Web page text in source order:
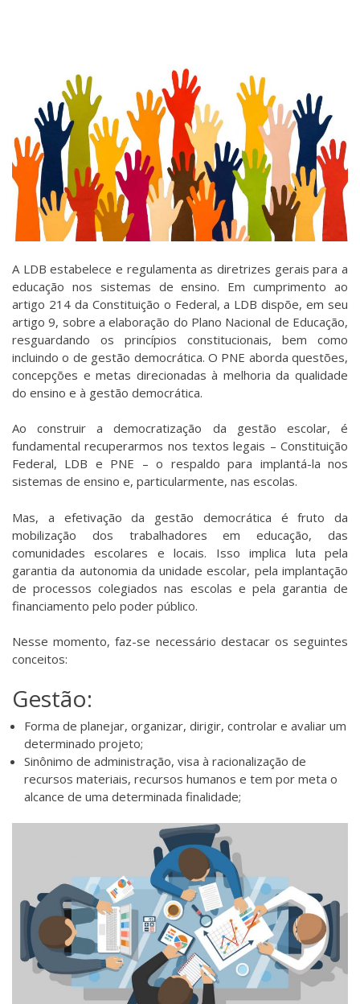
A LDB estabelece e regulamenta as diretrizes gerais para a
educação nos sistemas de ensino. Em cumprimento ao
artigo 214 da Constituição o Federal, a LDB dispõe, em seu
artigo 9, sobre a elaboração do Plano Nacional de Educação,
resguardando os princípios constitucionais, bem como
incluindo o de gestão democrática. O PNE aborda questões,
concepções e metas direcionadas à melhoria da qualidade
do ensino e à gestão democrática.
Ao construir a democratização da gestão escolar, é
fundamental recuperarmos nos textos legais – Constituição
Federal, LDB e PNE – o respaldo para implantá-la nos
sistemas de ensino e, particularmente, nas escolas.
Mas, a efetivação da gestão democrática é fruto da
mobilização dos trabalhadores em educação, das
comunidades escolares e locais. Isso implica luta pela
garantia da autonomia da unidade escolar, pela implantação
de processos colegiados nas escolas e pela garantia de
financiamento pelo poder público.
Nesse momento, faz-se necessário destacar os seguintes
conceitos:
Gestão:
Forma de planejar, organizar, dirigir, controlar e avaliar um
determinado projeto;
Sinônimo de administração, visa à racionalização de
recursos materiais, recursos humanos e tem por meta o
alcance de uma determinada finalidade;